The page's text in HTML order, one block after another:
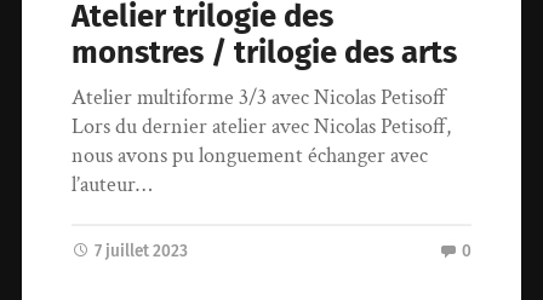
Atelier trilogie des
monstres / trilogie des arts
Atelier multiforme 3/3 avec Nicolas Petisoff
Lors du dernier atelier avec Nicolas Petisoff,
nous avons pu longuement échanger avec
l’auteur…
7 juillet 2023 0